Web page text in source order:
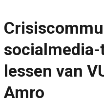
Content & Communicatie
›
Crisiscommunicatie in het
lessen van
Amro